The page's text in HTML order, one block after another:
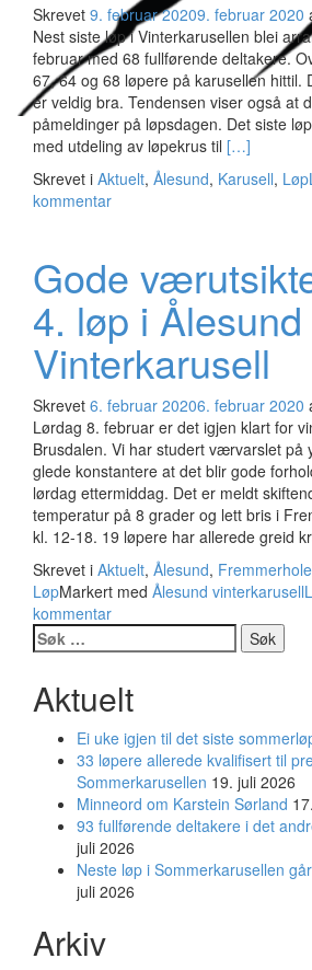
Skrevet 9. februar 20209. februar 2020
Nest siste løp i Vinterkarusellen blei
februar med 68 fullførende deltakere.
67, 64 og 68 løpere på karusellen hittil.
er veldig bra. Tendensen viser også at
påmeldinger på løpsdagen. Det siste
med utdeling av løpekrus til Les
omTrenden
holder
seg
i
[…]
Skrevet i Aktuelt, Ålesund, Karusell, Løp
kommentar
Gode
4. løp i Ålesund
Vinterkarusell
Skrevet 6. februar 20206. februar 2020
Lørdag 8. februar er det igjen klart for
Brusdalen. Vi har studert værvarslet på
glede konstantere at det blir gode
lørdag ettermiddag. Det er meldt
temperatur på 8 grader og lett bris i
kl. 12-18. 19 løpere har allerede greid
Skrevet i Aktuelt, Ålesund,
LøpMarkert med Ålesund vinterkarusell
kommentar
Søk
etter:
Aktuelt
Ei uke igjen til det siste
33 løpere allerede kvalifisert til
Sommerkarusellen 19. juli 2026
Minneord om Karstein Sørland
93 fullførende deltakere i det
juli 2026
Neste løp i Sommerkarusellen
juli 2026
Arkiv